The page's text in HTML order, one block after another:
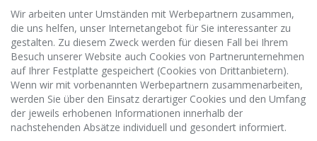
Wir arbeiten unter Umständen mit Werbepartnern zusammen,
die uns helfen, unser Internetangebot für Sie interessanter zu
gestalten. Zu diesem Zweck werden für diesen Fall bei Ihrem
Besuch unserer Website auch Cookies von Partnerunternehmen
auf Ihrer Festplatte gespeichert (Cookies von Drittanbietern).
Wenn wir mit vorbenannten Werbepartnern zusammenarbeiten,
werden Sie über den Einsatz derartiger Cookies und den Umfang
der jeweils erhobenen Informationen innerhalb der
nachstehenden Absätze individuell und gesondert informiert.